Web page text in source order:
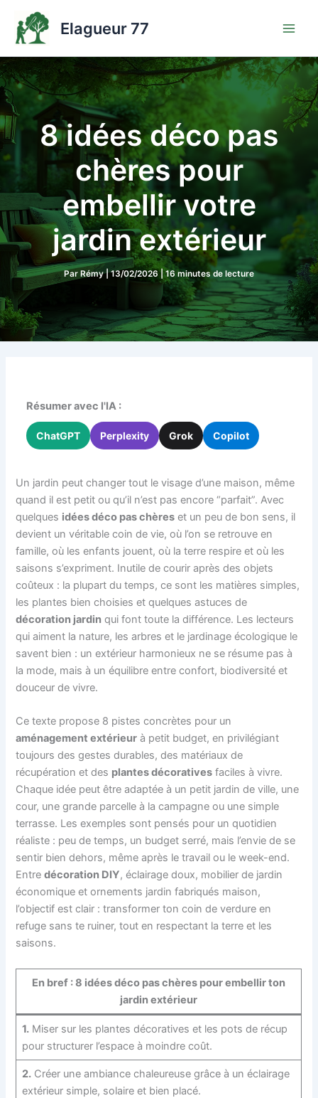
contenu
Elagueur 77
8 idées déco pas
chères pour
embellir votre
jardin extérieur
Par Rémy|13/02/2026|16 minutes de lecture
Résumer avec l'IA :
ChatGPT Perplexity Grok Copilot
Un jardin peut changer tout le visage d’une maison, même
quand il est petit ou qu’il n’est pas encore “parfait”. Avec
quelques idées déco pas chères et un peu de bon sens, il
devient un véritable coin de vie, où l’on se retrouve en
famille, où les enfants jouent, où la terre respire et où les
saisons s’expriment. Inutile de courir après des objets
coûteux : la plupart du temps, ce sont les matières simples,
les plantes bien choisies et quelques astuces de
décoration jardin qui font toute la différence. Les lecteurs
qui aiment la nature, les arbres et le jardinage écologique le
savent bien : un extérieur harmonieux ne se résume pas à
la mode, mais à un équilibre entre confort, biodiversité et
douceur de vivre.
Ce texte propose 8 pistes concrètes pour un
aménagement extérieur à petit budget, en privilégiant
toujours des gestes durables, des matériaux de
récupération et des plantes décoratives faciles à vivre.
Chaque idée peut être adaptée à un petit jardin de ville, une
cour, une grande parcelle à la campagne ou une simple
terrasse. Les exemples sont pensés pour un quotidien
réaliste : peu de temps, un budget serré, mais l’envie de se
sentir bien dehors, même après le travail ou le week-end.
Entredécoration DIY, éclairage doux, mobilier de jardin
économique et ornements jardin fabriqués maison,
l’objectif est clair : transformer ton coin de verdure en
refuge sans te ruiner, tout en respectant la terre et les
saisons.
En bref : 8 idées déco pas chères pour embellir ton
jardin extérieur
1.Miser sur les plantes décoratives et les pots de récup
pour structurer l’espace à moindre coût.
2.Créer une ambiance chaleureuse grâce à un éclairage
extérieur simple, solaire et bien placé.